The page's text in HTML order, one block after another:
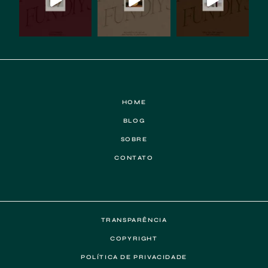
HOME
BLOG
SOBRE
CONTATO
TRANSPARÊNCIA
COPYRIGHT
POLÍTICA DE PRIVACIDADE